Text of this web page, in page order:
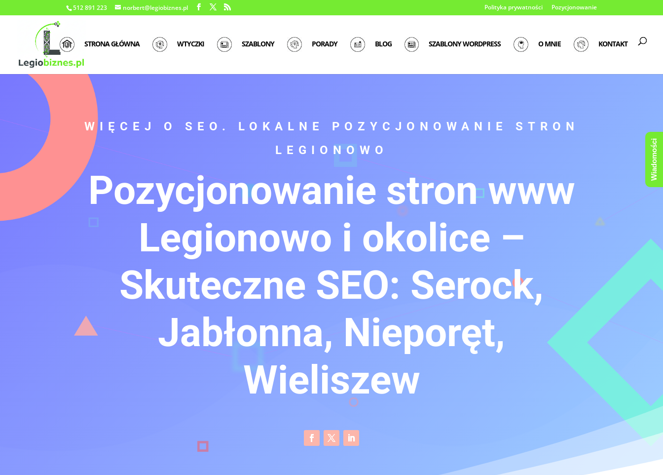
512 891 223 norbert@legiobiznes.pl Polityka prywatności Pozycjonowanie
STRONA GŁÓWNA WTYCZKI SZABLONY PORADY BLOG SZABLONY WORDPRESS O MNIE KONTAKT
WIĘCEJ O SEO. LOKALNE POZYCJONOWANIE STRON
LEGIONOWO
Pozycjonowanie stron www
Legionowo i okolice –
Skuteczne SEO: Serock,
Jabłonna, Nieporęt,
Wieliszew
Wiadomości